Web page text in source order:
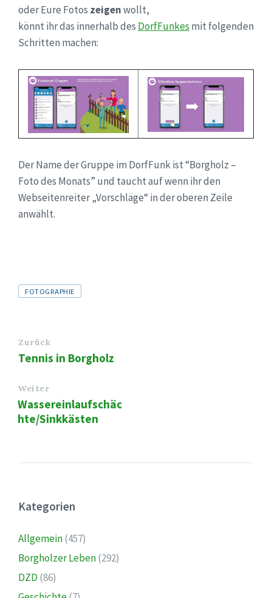
oder Eure Fotos zeigenwollt,
könnt ihr das innerhalb des DorfFunkes mit folgenden
Schritten machen:
Der Name der Gruppe im DorfFunk ist “Borgholz –
Foto des Monats” und taucht auf wenn ihr den
Webseitenreiter „Vorschläge“ in der oberen Zeile
anwählt.
Tags
FOTOGRAPHIE
Zurück
Tennis in Borgholz
Weiter
Wassereinlaufschäc
hte/Sinkkästen
Kategorien
Allgemein(457)
Borgholzer Leben(292)
DZD (86)